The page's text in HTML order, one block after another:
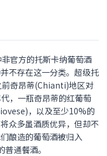
官方的托斯卡纳葡萄酒
不存在这一分类。超级托
奇昂蒂(Chianti)地区对
，一瓶奇昂蒂的红葡萄
，以及至少10%的
众多虽酒质优异，但却不
酿造的葡萄酒被归入
通餐酒。